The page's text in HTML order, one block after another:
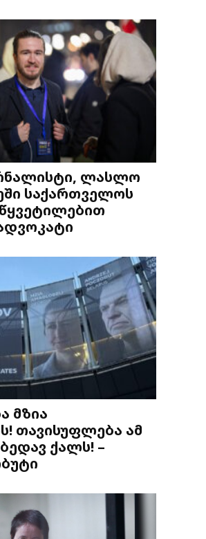
ლასლო
საქართველოს
მზია
თავისუფლება ამ
ქალს! –